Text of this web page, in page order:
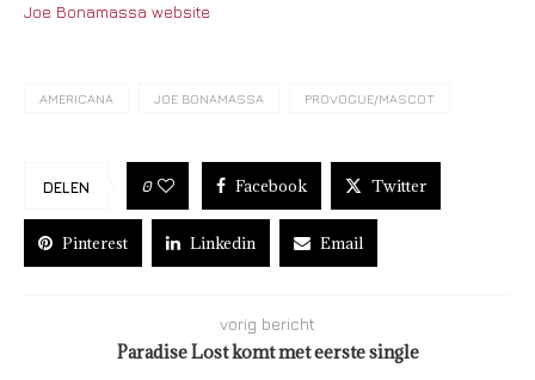
Joe Bonamassa website
AMERICANA JOE BONAMASSA PROVOGUE/MASCOT
DELEN 0 Facebook Twitter
Pinterest Linkedin Email
vorig bericht
Paradise Lost komt met eerste single